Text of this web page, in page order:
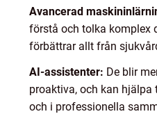
Avancerad
förstå och tolka komplex
förbättrar allt från
AI-assistenter: De blir
proaktiva, och kan
och i professionella